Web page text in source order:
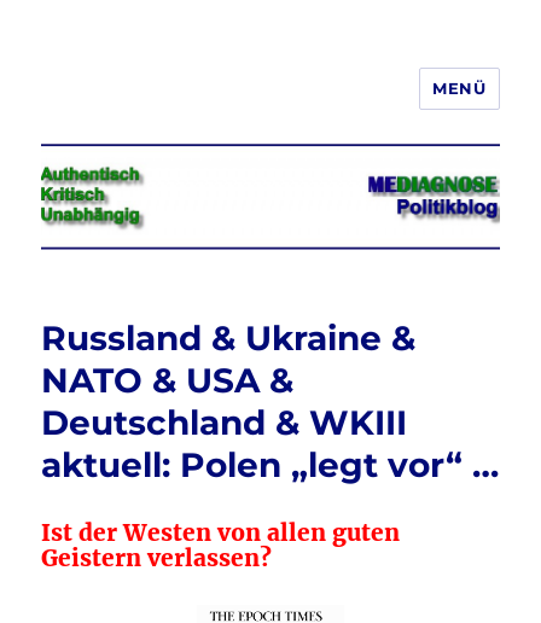
Jeder hat das Recht, seine
Meinung in Wort, Schrift und Bild
frei zu äußern und zu verbreiten
MENÜ
Russland & Ukraine &
NATO & USA &
Deutschland & WKIII
aktuell: Polen „legt vor“ …
Ist der Westen von allen guten
Geistern verlassen?